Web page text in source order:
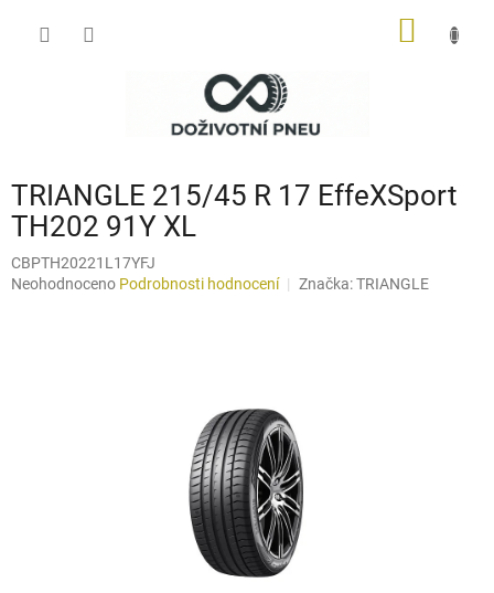
TRIANGLE 215/45 R 17 EffeXSport
TH202 91Y XL
CBPTH20221L17YFJ
Průměrné
Neohodnoceno Podrobnosti hodnocení Značka:TRIANGLE